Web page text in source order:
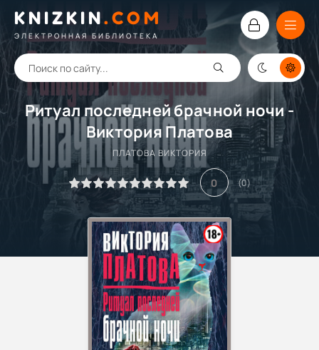
KNIZKIN. COM
ЭЛЕКТРОННАЯ БИБЛИОТЕКА
Ритуал последней брачной ночи -
Виктория Платова
ПЛАТОВА ВИКТОРИЯ
0 (0)